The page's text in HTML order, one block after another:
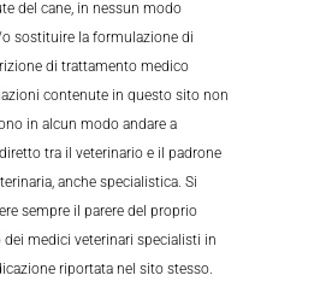
del cane, in nessun modo
sostituire la formulazione di
di trattamento medico
contenute in questo sito non
in alcun modo andare a
tra il veterinario e il padrone
anche specialistica. Si
sempre il parere del proprio
medici veterinari specialisti in
riportata nel sito stesso.